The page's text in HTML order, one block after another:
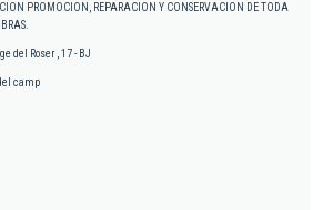
PROMOCION, REPARACION Y CONSERVACION DE TODA
del Roser , 17 - BJ
camp